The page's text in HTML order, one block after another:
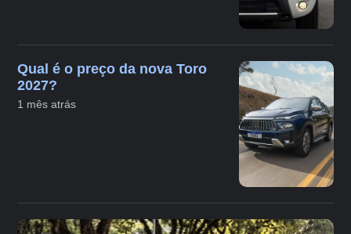
Qual é o preço da nova Toro
2027?
1 mês atrás